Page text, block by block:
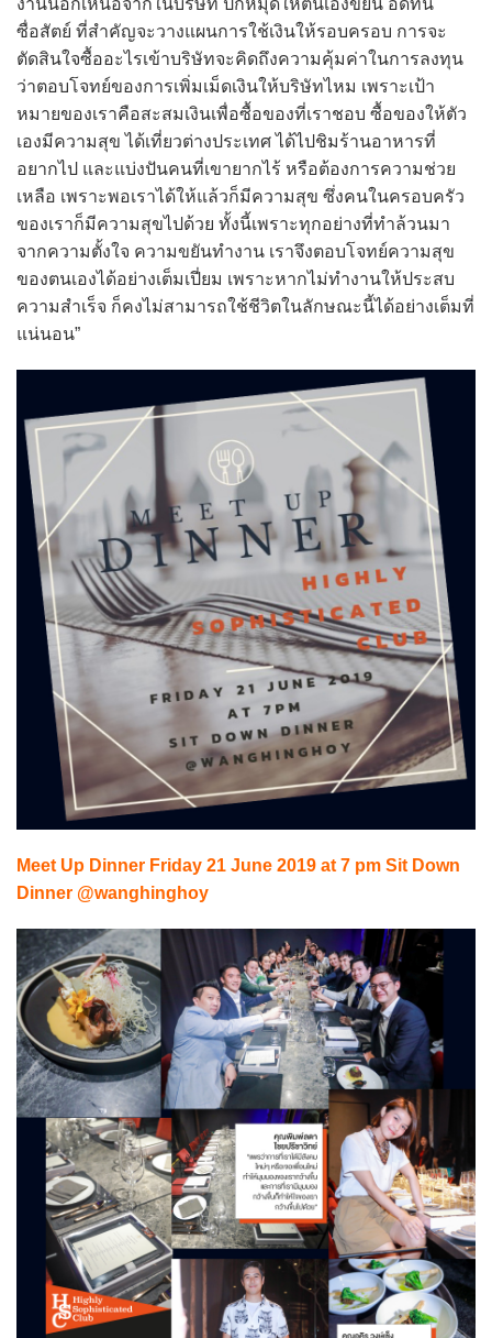
งานนอกเหนือจากในบริษัท ปักหมุดให้ตนเองขยัน อดทน
ซื่อสัตย์ ที่สำคัญจะวางแผนการใช้เงินให้รอบครอบ การจะ
ตัดสินใจซื้ออะไรเข้าบริษัทจะคิดถึงความคุ้มค่าในการลงทุน
ว่าตอบโจทย์ของการเพิ่มเม็ดเงินให้บริษัทไหม เพราะเป้า
หมายของเราคือสะสมเงินเพื่อซื้อของที่เราชอบ ซื้อของให้ตัว
เองมีความสุข ได้เที่ยวต่างประเทศ ได้ไปชิมร้านอาหารที่
อยากไป และแบ่งปันคนที่เขายากไร้ หรือต้องการความช่วย
เหลือ เพราะพอเราได้ให้แล้วก็มีความสุข ซึ่งคนในครอบครัว
ของเราก็มีความสุขไปด้วย ทั้งนี้เพราะทุกอย่างที่ทำล้วนมา
จากความตั้งใจ ความขยันทำงาน เราจึงตอบโจทย์ความสุข
ของตนเองได้อย่างเต็มเปี่ยม เพราะหากไม่ทำงานให้ประสบ
ความสำเร็จ ก็คงไม่สามารถใช้ชีวิตในลักษณะนี้ได้อย่างเต็มที่
แน่นอน”
Meet Up Dinner Friday 21 June 2019 at 7 pm Sit Down
Dinner @wanghinghoy